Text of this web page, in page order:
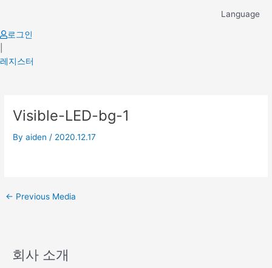
content
Language
로그인
레지스터
Visible-LED-bg-1
Byaiden / 2020.12.17
navigation
← Previous Media
회사 소개